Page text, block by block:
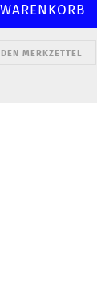
MERKZETTEL